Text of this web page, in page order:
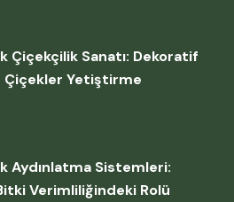
Çiçekçilik Sanatı: Dekoratif
Çiçekler Yetiştirme
Aydınlatma Sistemleri:
Verimliliğindeki Rolü